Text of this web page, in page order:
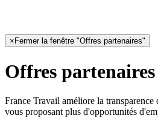
× Fermer la fenêtre "Offres partenaires"
Offres partenaires
France Travail améliore la transparence
vous proposant plus d'opportunités